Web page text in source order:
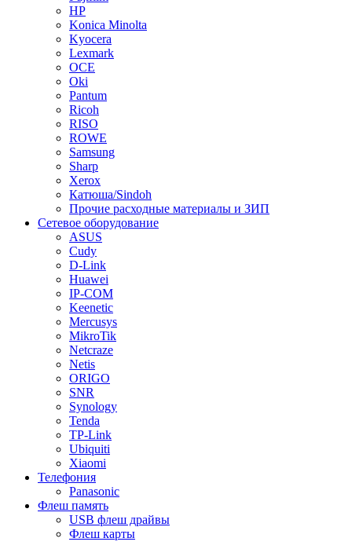
HP
Konica Minolta
Kyocera
Lexmark
OCE
Oki
Pantum
Ricoh
RISO
ROWE
Samsung
Sharp
Xerox
Катюша/Sindoh
Прочие расходные материалы и ЗИП
Сетевое оборудование
ASUS
Cudy
D-Link
Huawei
IP-COM
Keenetic
Mercusys
MikroTik
Netcraze
Netis
ORIGO
SNR
Synology
Tenda
TP-Link
Ubiquiti
Xiaomi
Телефония
Panasonic
Флеш память
USB флеш драйвы
Флеш карты